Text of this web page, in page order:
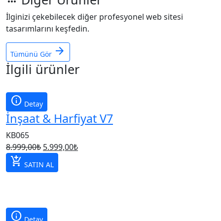
İlginizi çekebilecek diğer profesyonel web sitesi
tasarımlarını keşfedin.
Tümünü Gör arrow_forward
İlgili ürünler
info Detay
İnşaat & Harfiyat V7
KB065
8.999,00₺ Orijinal
8.999,00₺.
5.999,00₺Şu
add_shopping_cart SATIN AL
info